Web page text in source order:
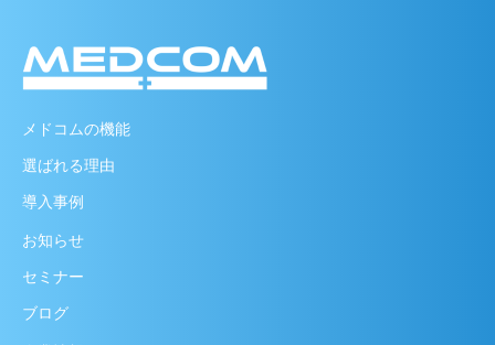
メドコムの機能
選ばれる理由
導入事例
お知らせ
セミナー
ブログ